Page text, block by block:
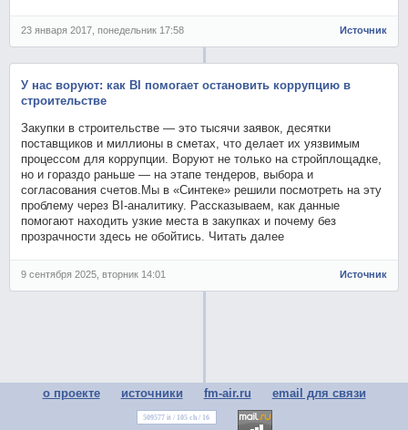
23 января 2017, понедельник 17:58 Источник
У нас воруют: как BI помогает остановить коррупцию в
строительстве
Закупки в строительстве — это тысячи заявок, десятки
поставщиков и миллионы в сметах, что делает их уязвимым
процессом для коррупции. Воруют не только на стройплощадке,
но и гораздо раньше — на этапе тендеров, выбора и
согласования счетов.Мы в «Синтеке» решили посмотреть на эту
проблему через BI-аналитику. Рассказываем, как данные
помогают находить узкие места в закупках и почему без
прозрачности здесь не обойтись. Читать далее
9 сентября 2025, вторник 14:01 Источник
о проекте источники fm-air.ru email для связи
509577 it / 105 ch / 16